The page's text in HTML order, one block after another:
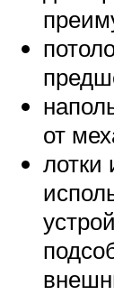
от
лотки